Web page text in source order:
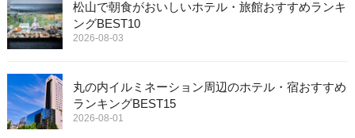
松山で朝食がおいしいホテル・旅館おすすめランキ
ングBEST10
2026-08-03
丸の内イルミネーション周辺のホテル・宿おすすめ
ランキングBEST15
2026-08-01